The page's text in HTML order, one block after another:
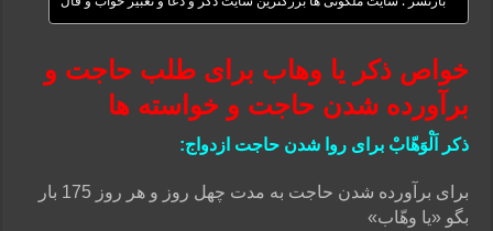
خواص ذکر یا وهاب برای طلب حاجت و
برآورده شدن حاجت و خواسته ها
ذکر اَلْوَهّابْ برای روا شدن حاجت ازدواج:
برای برآورده شدن حاجت به مدت چهل روز و هر روز 175 بار
بگو «یا وهّاب»